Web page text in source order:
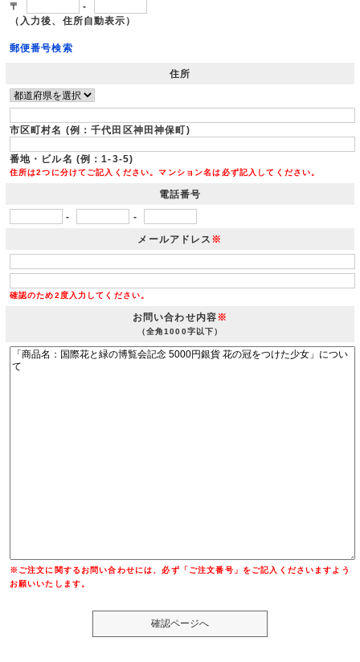
〒
-
（入力後、住所自動表示）
郵便番号検索
住所
市区町村名 (例：千代田区神田神保町)
番地・ビル名 (例：1-3-5)
住所は2つに分けてご記入ください。マンション名は必ず記入してください。
電話番号
- -
メールアドレス ※
確認のため2度入力してください。
お問い合わせ内容※
（全角1000字以下）
※ご注文に関するお問い合わせには、必ず「ご注文番号」をご記入くださいますよう
お願いいたします。